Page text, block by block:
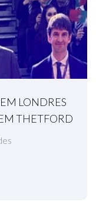
LONDRES
THETFORD